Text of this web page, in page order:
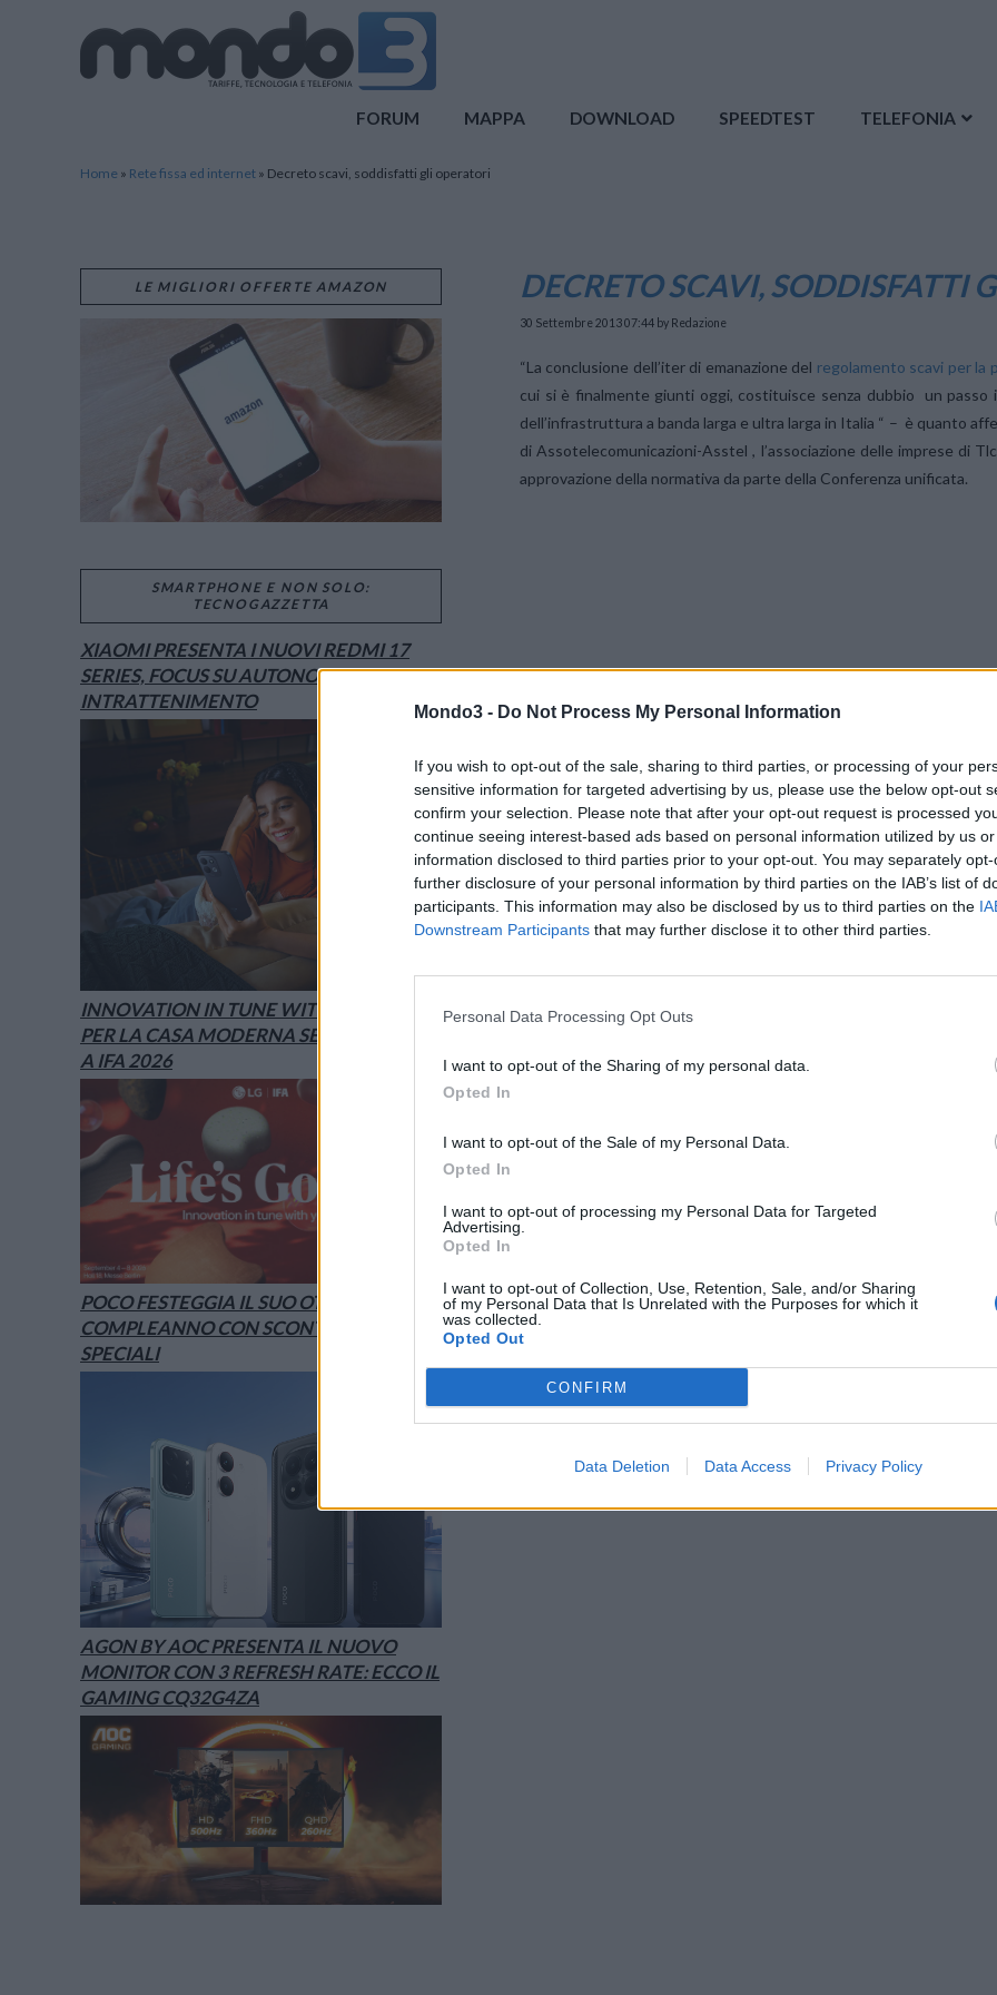
Mondo3 - Do Not Process My Personal Information
If you wish to opt-out of the sale, sharing to third parties, or processing of your
sensitive information for targeted advertising by us, please use the below opt-out
confirm your selection. Please note that after your opt-out request is processed
continue seeing interest-based ads based on personal information utilized by us
information disclosed to third parties prior to your opt-out. You may separately
further disclosure of your personal information by third parties on the IAB’s list of
participants. This information may also be disclosed by us to third parties on the
Downstream Participants that may further disclose it to other third parties.
Personal Data Processing Opt Outs
I want to opt-out of the Sharing of my personal data.
Opted In
I want to opt-out of the Sale of my Personal Data.
Opted In
I want to opt-out of processing my Personal Data for Targeted
Advertising.
Opted In
I want to opt-out of Collection, Use, Retention, Sale, and/or Sharing
of my Personal Data that Is Unrelated with the Purposes for which it
was collected.
Opted Out
CONFIRM
Data Deletion Data Access Privacy Policy
FORUM MAPPA DOWNLOAD SPEEDTEST TELEFONIA
Home » Rete fissa ed internet » Decreto scavi, soddisfatti gli operatori
DECRETO SCAVI, SODDISFATTI
30 Settembre 2013 07:44 by Redazione
“La conclusione dell’iter di emanazione del regolamento scavi per la
cui si è finalmente giunti oggi, costituisce senza dubbio un passo
dell’infrastruttura a banda larga e ultra larga in Italia “ – è quanto
di Assotelecomunicazioni-Asstel , l’associazione delle imprese di
approvazione della normativa da parte della Conferenza unificata.
“Diamo atto – precisa Avenia – che solo grazie all’impegno
potuto portare a casa questo primo risultato, giunto a mesi di
tuttavia, vi sono alcune norme importanti sui materiali e sui ripristini
sono formulate, non consentono l’esecuzione delle micro trincee,
metodologie di scavo e quella standardizzazione e
decreto Crescita 2.0”.
“Gli operatori di Tlc – conclude il presidente di Asstel – si
modifiche migliorative necessarie, al fine di assicurare la
CONDIVIDI QUESTO ARTICOLO:
Stampa Altro
LE MIGLIORI OFFERTE AMAZON
SMARTPHONE E NON SOLO:
TECNOGAZZETTA
XIAOMI PRESENTA I NUOVI REDMI 17
SERIES, FOCUS SU AUTONOMIA E
INTRATTENIMENTO
INNOVATION IN TUNE WITH YOU: L’AI
PER LA CASA MODERNA SECONDO LG È
A IFA 2026
POCO FESTEGGIA IL SUO OTTAVO
COMPLEANNO CON SCONTI E OFFERTE
SPECIALI
AGON BY AOC PRESENTA IL NUOVO
MONITOR CON 3 REFRESH RATE: ECCO IL
GAMING CQ32G4ZA